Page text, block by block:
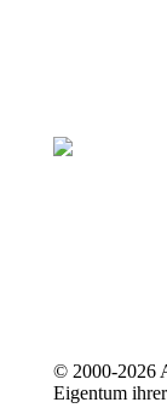
© 2000-2026
Eigentum